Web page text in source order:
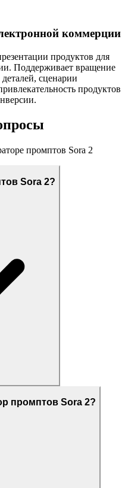
коммерции
продуктов для
Поддерживает вращение
сценарии
продуктов
промптов Sora 2
Sora 2?
промптов Sora 2?